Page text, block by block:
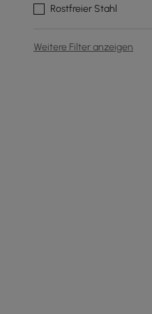
Rostfreier Stahl
Weitere Filter anzeigen